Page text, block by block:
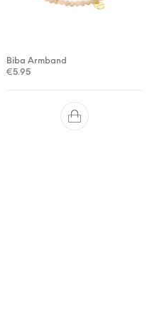
Biba Armband
€5.95